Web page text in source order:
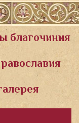
благочиния